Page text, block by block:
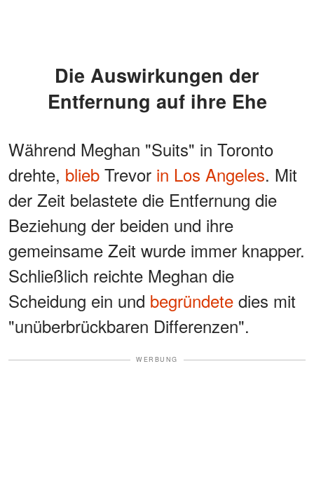
Die Auswirkungen der
Entfernung auf ihre Ehe
Während Meghan "Suits" in Toronto
drehte, blieb Trevor in Los Angeles. Mit
der Zeit belastete die Entfernung die
Beziehung der beiden und ihre
gemeinsame Zeit wurde immer knapper.
Schließlich reichte Meghan die
Scheidung ein und begründete dies mit
"unüberbrückbaren Differenzen".
WERBUNG